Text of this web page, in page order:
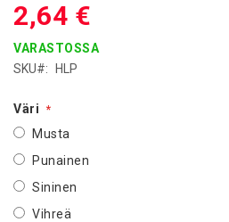
2,64 €
VARASTOSSA
SKU
HLP
Väri
Musta
Punainen
Sininen
Vihreä